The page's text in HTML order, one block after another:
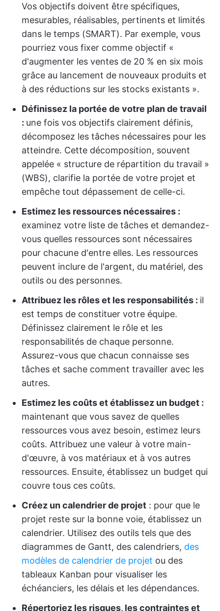
Vos objectifs doivent être spécifiques,
mesurables, réalisables, pertinents et limités
dans le temps (SMART). Par exemple, vous
pourriez vous fixer comme objectif «
d'augmenter les ventes de 20 % en six mois
grâce au lancement de nouveaux produits et
à des réductions sur les stocks existants ».
Définissez la portée de votre plan de travail
: une fois vos objectifs clairement définis,
décomposez les tâches nécessaires pour les
atteindre. Cette décomposition, souvent
appelée « structure de répartition du travail »
(WBS), clarifie la portée de votre projet et
empêche tout dépassement de celle-ci.
Estimez les ressources nécessaires :
examinez votre liste de tâches et demandez-
vous quelles ressources sont nécessaires
pour chacune d'entre elles. Les ressources
peuvent inclure de l'argent, du matériel, des
outils ou des personnes.
Attribuez les rôles et les responsabilités : il
est temps de constituer votre équipe.
Définissez clairement le rôle et les
responsabilités de chaque personne.
Assurez-vous que chacun connaisse ses
tâches et sache comment travailler avec les
autres.
Estimez les coûts et établissez un budget :
maintenant que vous savez de quelles
ressources vous avez besoin, estimez leurs
coûts. Attribuez une valeur à votre main-
d'œuvre, à vos matériaux et à vos autres
ressources. Ensuite, établissez un budget qui
couvre tous ces coûts.
Créez un calendrier de projet : pour que le
projet reste sur la bonne voie, établissez un
calendrier. Utilisez des outils tels que des
diagrammes de Gantt, des calendriers, des
modèles de calendrier de projet ou des
tableaux Kanban pour visualiser les
échéanciers, les délais et les dépendances.
Répertoriez les risques, les contraintes et